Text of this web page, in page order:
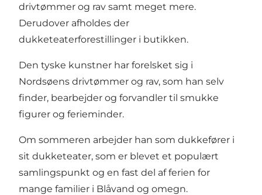
drivtømmer og rav samt meget mere.
Derudover afholdes der
dukketeaterforestillinger i butikken.
Den tyske kunstner har forelsket sig i
Nordsøens drivtømmer og rav, som han selv
finder, bearbejder og forvandler til smukke
figurer og ferieminder.
Om sommeren arbejder han som dukkefører i
sit dukketeater, som er blevet et populært
samlingspunkt og en fast del af ferien for
mange familier i Blåvand og omegn.